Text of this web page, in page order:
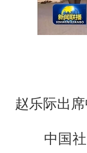
赵乐际出
中国社